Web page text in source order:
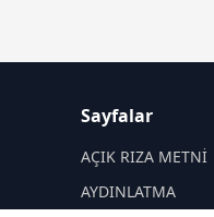
Sayfalar
AÇIK RIZA METNİ
AYDINLATMA